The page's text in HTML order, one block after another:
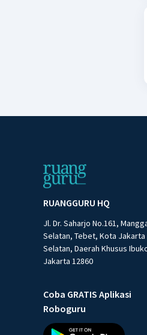
RUANGGURU HQ
Jl. Dr. Saharjo No.161,
Selatan, Tebet, Kota Jakarta
Selatan, Daerah Khusus
Jakarta 12860
Coba GRATIS Aplikasi
Roboguru